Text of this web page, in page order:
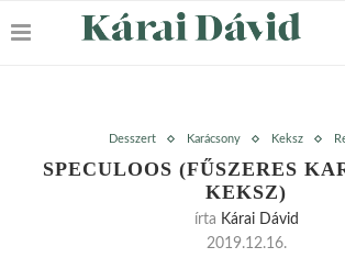
Desszert Karácsony Keksz
SPECULOOS (FŰSZERES
KEKSZ)
írta Kárai Dávid
2019.12.16.